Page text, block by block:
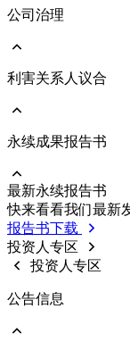
人权管理
社会与人文关
前往 创新价值
公司治理
前往 公司治理
董事会
功能性委员会
永续供应链
企业诚信经营
內部稽核
重要规章制度
利害关系人议合
前往 利害关系
利害关系人联
利害关系人
意见回覆
永续成果报告书
前往 永续成
历年报告书下
最新永续报告书
快来看看我们最新
报告书下载
投资人专区
投资人专区
公告信息